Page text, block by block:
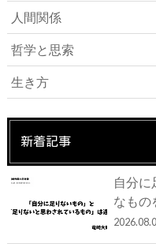
人間関係
哲学と思索
生き方
新着記事
自分に
なもの